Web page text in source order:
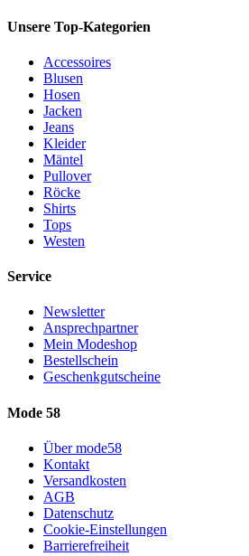
Unsere Top-Kategorien
Accessoires
Blusen
Hosen
Jacken
Jeans
Kleider
Mäntel
Pullover
Röcke
Shirts
Tops
Westen
Service
Newsletter
Ansprechpartner
Mein Modeshop
Bestellschein
Geschenkgutscheine
Mode 58
Über mode58
Kontakt
Versandkosten
AGB
Datenschutz
Cookie-Einstellungen
Barrierefreiheit